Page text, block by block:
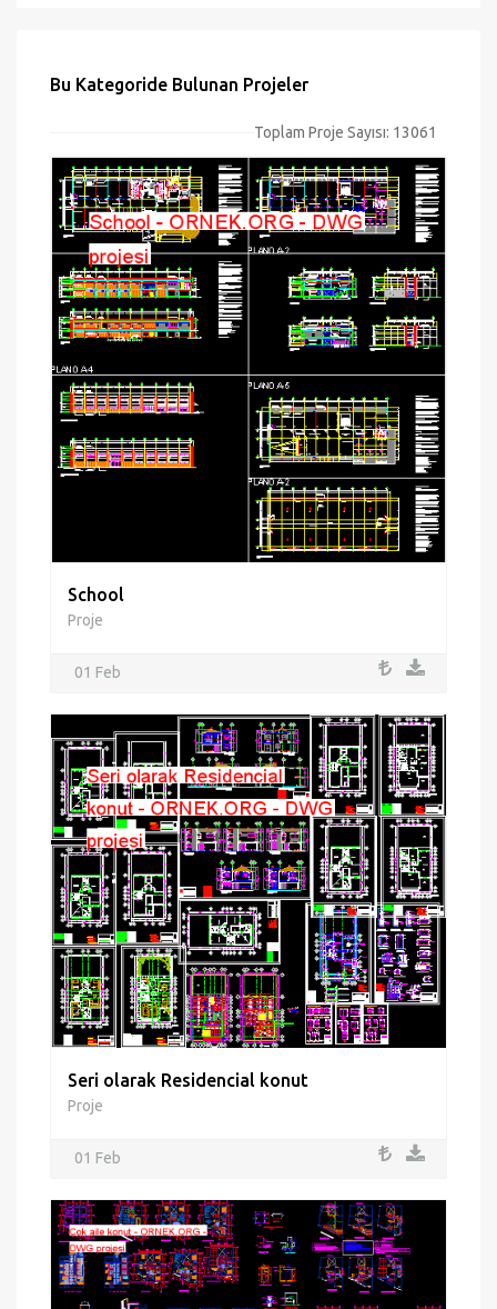
Bu Kategoride Bulunan Projeler
Toplam Proje Sayısı: 13061
School
Proje
01 Feb
Seri olarak Residencial konut
Proje
01 Feb